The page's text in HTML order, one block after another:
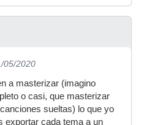
05/2020
a masterizar (imagino
o casi, que masterizar
sueltas) lo que yo
exportar cada tema a un